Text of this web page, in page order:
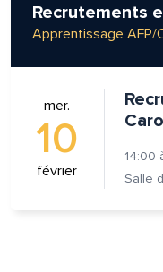
Recrutements
Apprentissage AFP/
mer.
10
février
14:00